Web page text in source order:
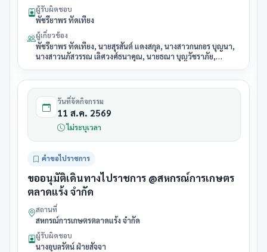
ผู้รับผิดชอบ
พัชรียาพร ทัดเที่ยง
ผู้เกี่ยวข้อง
พัชรียาพร ทัดเที่ยง, นายสุรสันต์ แดงสกุล, นางสาวกนกอร บุญนา,
นางสาวนภัสวรรณ เลิศวงศ์ธนาคุณ, นายธณา บุญวัชราภัย,
วันที่จัดกิจกรรม
11 ส.ค. 2569
ไม่ระบุเวลา
คำขอไปราชการ
ขออนุมัติเดินทางไปราชการ @สหกรณ์การเกษตร
ตลาดแร้ง จำกัด
สถานที่
สหกรณ์การเกษตรตลาดแร้ง จำกัด
ผู้รับผิดชอบ
นางอุบลรัตน์ ฝ่ายสัจจา